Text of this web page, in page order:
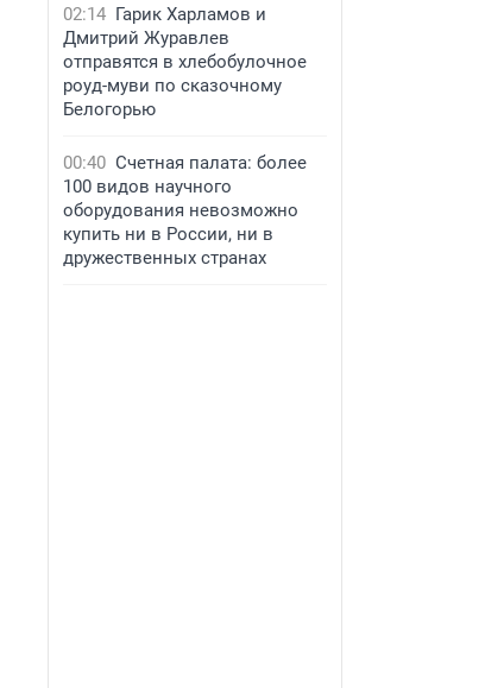
02:14 Гарик Харламов и
Дмитрий Журавлев
отправятся в хлебобулочное
роуд-муви по сказочному
Белогорью
00:40 Счетная палата: более
100 видов научного
оборудования невозможно
купить ни в России, ни в
дружественных странах